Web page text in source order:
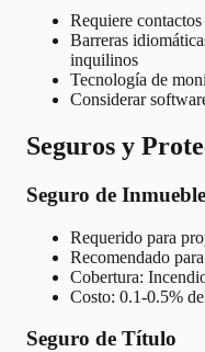
Requiere
Barreras
inquilinos
Tecnología de
Considerar
Seguros y
Seguro de
Requerido para
Recomendado
Cobertura:
Costo: 0.1-0.5%
Seguro de Título